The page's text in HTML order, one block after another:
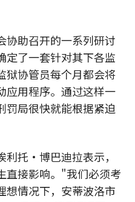
协助召开的一系列研讨
定了一套针对其下各监
狱协管员每个月都会将
应用程序。通过这样一
罚局很快就能根据紧迫
利托·博巴迪拉表示，
直接影响。"我们必须考
想情况下，安蒂波洛市